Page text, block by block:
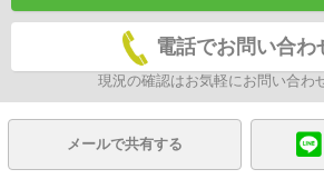
電話でお問い合わ
現況の確認はお気軽にお問い合わ
メールで共有する